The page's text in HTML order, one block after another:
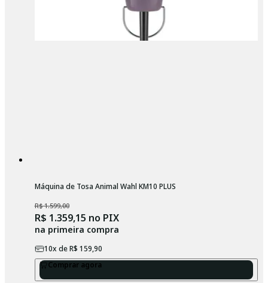
Máquina de Tosa Animal Wahl KM10 PLUS
R$ 1.599,00
R$ 1.359,15 no PIX
na primeira compra
10x deR$ 159,90
Comprar agora